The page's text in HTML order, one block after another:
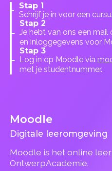
Stap 1
Schrijf je in voor een
Stap 2
Je hebt van ons een
en inloggegevens voor
Stap 3
Log in op Moodle via
met je studentnummer.
Moodle
Digitale leeromgeving
Moodle is het online
OntwerpAcademie.